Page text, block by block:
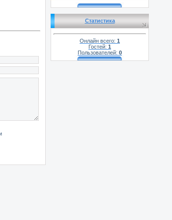
Статистика
Онлайн всего: 1
Гостей: 1
Пользователей: 0